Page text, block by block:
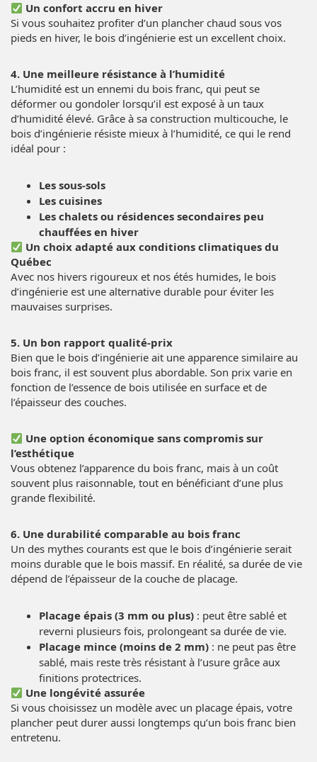
Un confort accru en hiver
Si vous souhaitez profiter d’un plancher chaud sous vos
pieds en hiver, le bois d’ingénierie est un excellent choix.
4. Une meilleure résistance à l’humidité
L’humidité est un ennemi du bois franc, qui peut se
déformer ou gondoler lorsqu’il est exposé à un taux
d’humidité élevé. Grâce à sa construction multicouche, le
bois d’ingénierie résiste mieux à l’humidité, ce qui le rend
idéal pour :
Les sous-sols
Les cuisines
Les chalets ou résidences secondaires peu
chauffées en hiver
Un choix adapté aux conditions climatiques du
Québec
Avec nos hivers rigoureux et nos étés humides, le bois
d’ingénierie est une alternative durable pour éviter les
mauvaises surprises.
5. Un bon rapport qualité-prix
Bien que le bois d’ingénierie ait une apparence similaire au
bois franc, il est souvent plus abordable. Son prix varie en
fonction de l’essence de bois utilisée en surface et de
l’épaisseur des couches.
Une option économique sans compromis sur
l’esthétique
Vous obtenez l’apparence du bois franc, mais à un coût
souvent plus raisonnable, tout en bénéficiant d’une plus
grande flexibilité.
6. Une durabilité comparable au bois franc
Un des mythes courants est que le bois d’ingénierie serait
moins durable que le bois massif. En réalité, sa durée de vie
dépend de l’épaisseur de la couche de placage.
Placage épais (3 mm ou plus) : peut être sablé et
reverni plusieurs fois, prolongeant sa durée de vie.
Placage mince (moins de 2 mm) : ne peut pas être
sablé, mais reste très résistant à l’usure grâce aux
finitions protectrices.
Une longévité assurée
Si vous choisissez un modèle avec un placage épais, votre
plancher peut durer aussi longtemps qu’un bois franc bien
entretenu.